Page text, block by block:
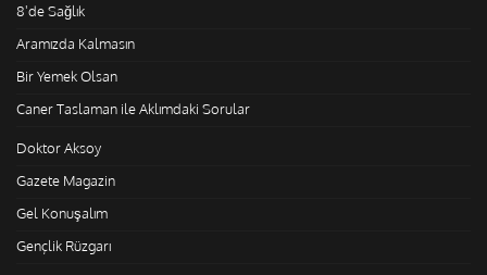
8'de Sağlık
Aramızda Kalmasın
Bir Yemek Olsan
Caner Taslaman ile Aklımdaki Sorular
Doktor Aksoy
Gazete Magazin
Gel Konuşalım
Gençlik Rüzgarı